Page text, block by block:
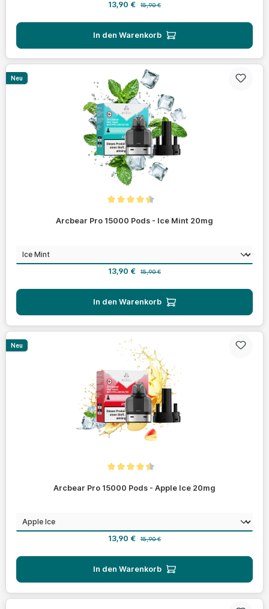
Verkaufspreis:
13,90 € 15,90 €
In den Warenkorb
Neu
Arcbear Pro 15000 Pods - Ice Mint 20mg
Geschmack
Verkaufspreis:
13,90 € 15,90 €
In den Warenkorb
Neu
Arcbear Pro 15000 Pods - Apple Ice 20mg
Geschmack
Verkaufspreis:
13,90 € 15,90 €
In den Warenkorb